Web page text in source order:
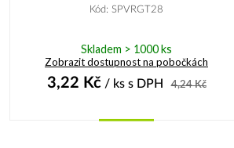
Kód: SPVRGT28
Skladem > 1000 ks
Zobrazit dostupnost na pobočkách
3,22 Kč/ ks s DPH 4,24Kč